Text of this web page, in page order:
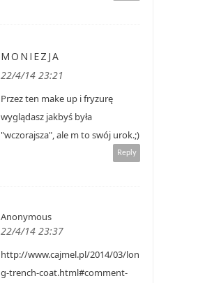
MONIEZJA
22/4/14 23:21
Przez ten make up i fryzurę
wyglądasz jakbyś była
"wczorajsza", ale m to swój urok.;)
Reply
Anonymous
22/4/14 23:37
http://www.cajmel.pl/2014/03/lon
g-trench-coat.html#comment-